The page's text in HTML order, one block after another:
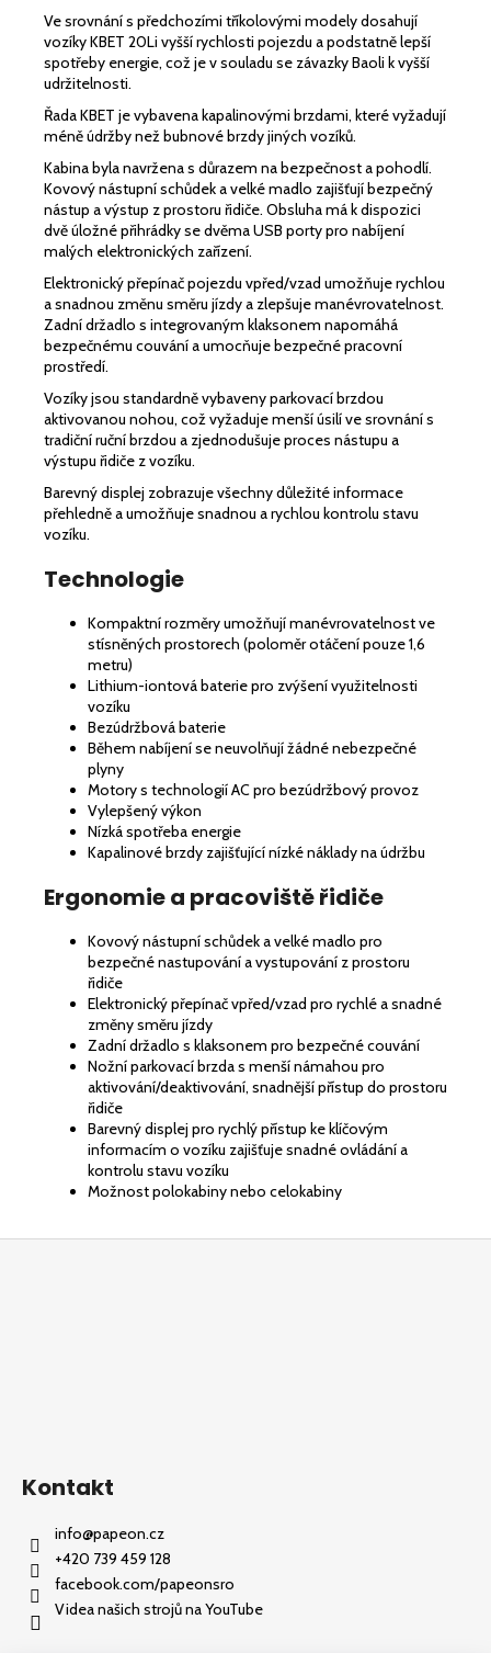
Ve srovnání s předchozími tříkolovými modely dosahují
vozíky KBET 20Li vyšší rychlosti pojezdu a podstatně lepší
spotřeby energie, což je v souladu se závazky Baoli k vyšší
udržitelnosti.
Řada KBET je vybavena kapalinovými brzdami, které vyžadují
méně údržby než bubnové brzdy jiných vozíků.
Kabina byla navržena s důrazem na bezpečnost a pohodlí.
Kovový nástupní schůdek a velké madlo zajišťují bezpečný
nástup a výstup z prostoru řidiče. Obsluha má k dispozici
dvě úložné přihrádky se dvěma USB porty pro nabíjení
malých elektronických zařízení.
Elektronický přepínač pojezdu vpřed/vzad umožňuje rychlou
a snadnou změnu směru jízdy a zlepšuje manévrovatelnost.
Zadní držadlo s integrovaným klaksonem napomáhá
bezpečnému couvání a umocňuje bezpečné pracovní
prostředí.
Vozíky jsou standardně vybaveny parkovací brzdou
aktivovanou nohou, což vyžaduje menší úsilí ve srovnání s
tradiční ruční brzdou a zjednodušuje proces nástupu a
výstupu řidiče z vozíku.
Barevný displej zobrazuje všechny důležité informace
přehledně a umožňuje snadnou a rychlou kontrolu stavu
vozíku.
Technologie
Kompaktní rozměry umožňují manévrovatelnost ve
stísněných prostorech (poloměr otáčení pouze 1,6
metru)
Lithium-iontová baterie pro zvýšení využitelnosti
vozíku
Bezúdržbová baterie
Během nabíjení se neuvolňují žádné nebezpečné
plyny
Motory s technologií AC pro bezúdržbový provoz
Vylepšený výkon
Nízká spotřeba energie
Kapalinové brzdy zajišťující nízké náklady na údržbu
Ergonomie a pracoviště řidiče
Kovový nástupní schůdek a velké madlo pro
bezpečné nastupování a vystupování z prostoru
řidiče
Elektronický přepínač vpřed/vzad pro rychlé a snadné
změny směru jízdy
Zadní držadlo s klaksonem pro bezpečné couvání
Nožní parkovací brzda s menší námahou pro
aktivování/deaktivování, snadnější přístup do prostoru
řidiče
Barevný displej pro rychlý přístup ke klíčovým
informacím o vozíku zajišťuje snadné ovládání a
kontrolu stavu vozíku
Možnost polokabiny nebo celokabiny
Z
Kontakt
info@papeon.cz
+420 739 459 128
facebook.com/papeonsro
Videa našich strojů na YouTube